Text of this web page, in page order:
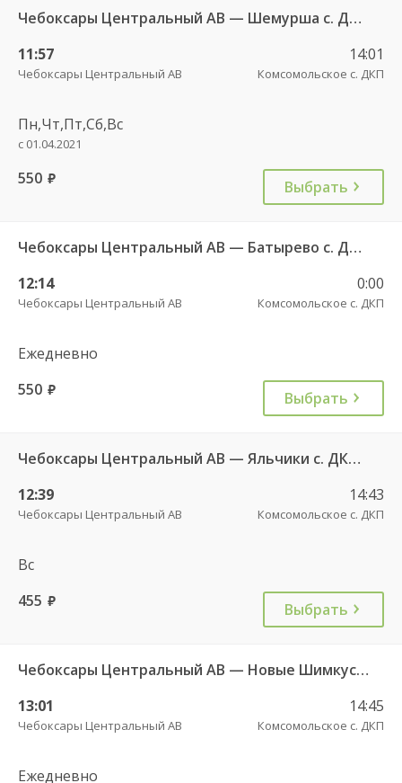
Чебоксары Центральный АВ — Шемурша с. ДКП 546
11:57
Чебоксары Центральный АВ
14:01
Комсомольское с. ДКП
Пн,Чт,Пт,Сб,Вс
с 01.04.2021
550 руб. Выбрать
Чебоксары Центральный АВ — Батырево с. ДКП 543
12:14
Чебоксары Центральный АВ
0:00
Комсомольское с. ДКП
Ежедневно
550 руб. Выбрать
Чебоксары Центральный АВ — Яльчики с. ДКП 534
12:39
Чебоксары Центральный АВ
14:43
Комсомольское с. ДКП
Вс
455 руб. Выбрать
Чебоксары Центральный АВ — Новые Шимкусы с. (Яльчикский район) 653
13:01
Чебоксары Центральный АВ
14:45
Комсомольское с. ДКП
Ежедневно